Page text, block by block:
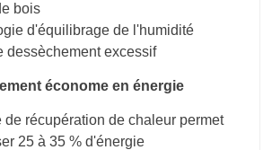
bois
d'équilibrage de l'humidité
dessèchement excessif
économe en énergie
de récupération de chaleur permet
25 à 35 % d'énergie